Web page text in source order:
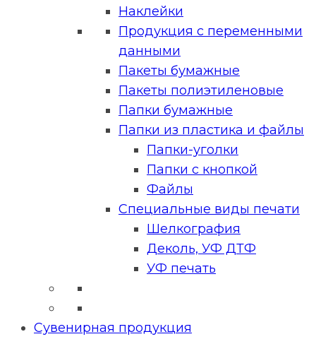
Наклейки
Продукция с переменными
данными
Пакеты бумажные
Пакеты полиэтиленовые
Папки бумажные
Папки из пластика и файлы
Папки-уголки
Папки с кнопкой
Файлы
Специальные виды печати
Шелкография
Деколь, УФ ДТФ
УФ печать
Сувенирная продукция